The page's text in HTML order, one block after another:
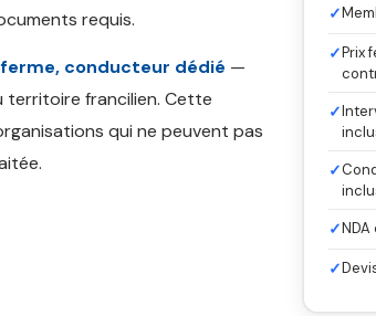
requis.
conducteur dédié —
territoire francilien. Cette
qui ne peuvent pas
✓
✓Prix
✓
✓
✓
✓